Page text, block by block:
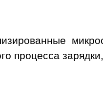
процесса